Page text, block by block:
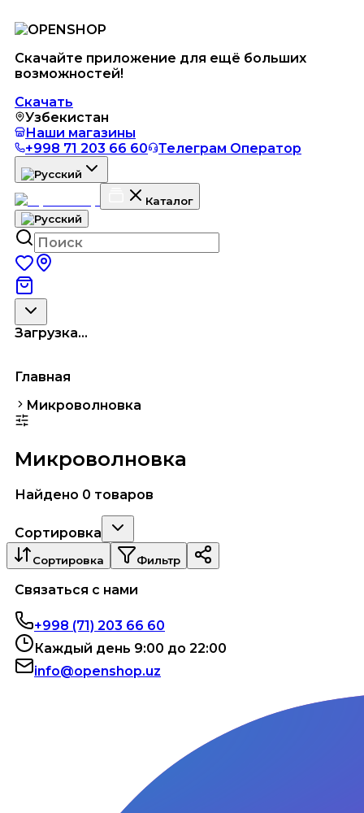
Скачайте приложение для ещё больших
возможностей!
Скачать
Узбекистан
Наши магазины
+998 71 203 66 60
Телеграм Оператор
Каталог
Загрузка...
Главная
Микроволновка
Микроволновка
Найдено 0 товаров
Сортировка
Сортировка Фильтр
Связаться с нами
+998 (71) 203 66 60
Каждый день 9:00 до 22:00
info@openshop.uz